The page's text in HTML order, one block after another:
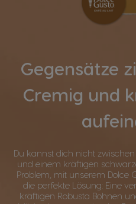
Gegensätze
Cremig und
Du kannst dich nicht
und einem kräftigen
Problem, mit unserem Dolce
die perfekte Lösung: Eine
kräftigen Robusta Bohnen